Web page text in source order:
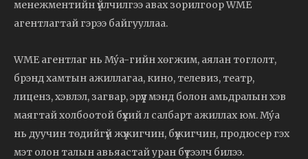
менежментийн үйлчилгээ авах зорилгоор WME
агентлагтай гэрээ байгууллаа.
WME агентлаг нь Mýa-гийн хөгжим, аялан тоглолт,
брэнд хамтын ажиллагаа, кино, телевиз, театр,
лиценз, хэвлэл, загвар, эрүүл мэнд болон амьдралын хэв
маягтай холбоотой бүхий л салбарт ажиллах юм. Mýa
нь дуучин төдийгүй жүжигчин, бүжигчин, продюсер гэх
мэт олон талын авьяастай уран бүтээлч билээ.